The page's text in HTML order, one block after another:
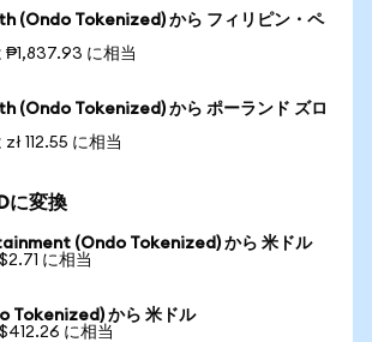
(Ondo Tokenized) から フィリピン・ペ
₱1,837.93 に相当
(Ondo Tokenized) から ポーランド ズロ
112.55 に相当
に変換
(Ondo Tokenized) から 米ドル
に相当
Tokenized) から 米ドル
に相当